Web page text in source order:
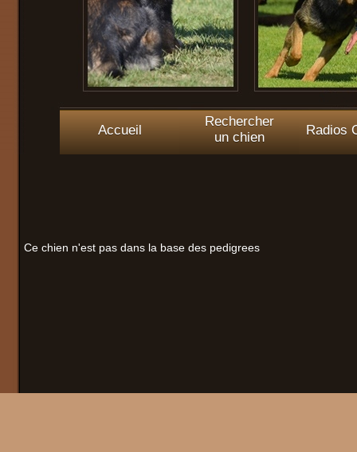
Accueil
Rechercher
un chien
Radios
Ce chien n'est pas dans la base des pedigrees